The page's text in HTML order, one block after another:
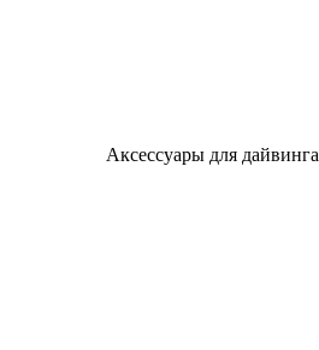
Аксессуары для дайвинга